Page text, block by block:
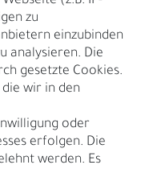
zu
einzubinden
analysieren. Die
gesetzte Cookies.
wir in den
oder
erfolgen. Die
werden. Es